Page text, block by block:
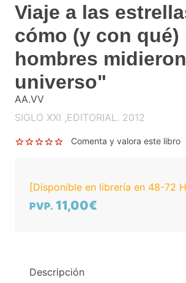
Viaje a las
cómo (y con qué)
hombres
universo"
AA.VV
SIGLO XXI ,EDITORIAL. 2012
Comenta y valora este libro
[Disponible en librería en 48-72
PVP. 11,00€
Descripción